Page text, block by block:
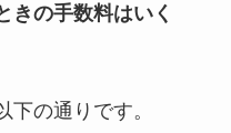
きの手数料はいく
下の通りです。